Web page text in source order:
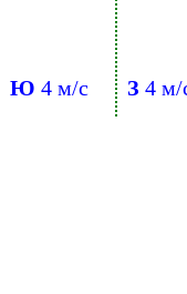
Ю 4 м/с З 4 м/